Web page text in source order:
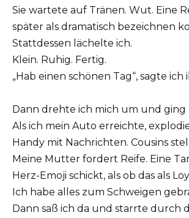
Sie wartete auf Tränen. Wut. Eine
später als dramatisch bezeichnen
Stattdessen lächelte ich.
Klein. Ruhig. Fertig.
„Hab einen schönen Tag“, sagte ich
Dann drehte ich mich um und ging
Als ich mein Auto erreichte,
Handy mit Nachrichten. Cousins
Meine Mutter fordert Reife. Eine
Herz-Emoji schickt, als ob das als
Ich habe alles zum Schweigen
Dann saß ich da und starrte durch